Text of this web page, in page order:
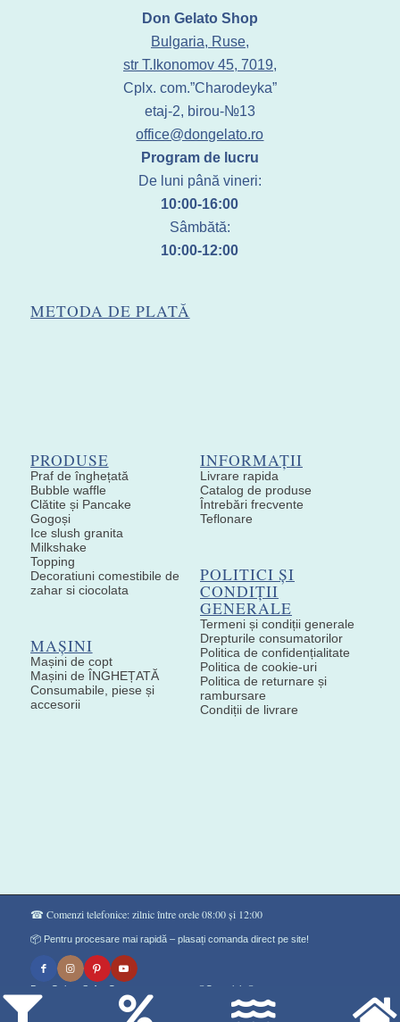
Don Gelato Shop
Bulgaria, Ruse,
str T.Ikonomov 45, 7019,
Cplx. com.”Charodeyka”
etaj-2, birou-№13
office@dongelato.ro
Program de lucru
De luni până vineri:
10:00-16:00
Sâmbătă:
10:00-12:00
METODA DE PLATĂ
PRODUSE
Praf de înghețată
Bubble waffle
Clătite și Pancake
Gogoși
Ice slush granita
Milkshake
Topping
Decoratiuni comestibile de
zahar si ciocolata
MAȘINI
Mașini de copt
Mașini de ÎNGHEȚATĂ
Consumabile, piese și
accesorii
INFORMAȚII
Livrare rapida
Catalog de produse
Întrebări frecvente
Teflonare
POLITICI ȘI
CONDIȚII
GENERALE
Termeni și condiții generale
Drepturile consumatorilor
Politica de confidențialitate
Politica de cookie-uri
Politica de returnare și
rambursare
Condiții de livrare
☎ Comenzi telefonice: zilnic între orele 08:00 și 12:00
📦 Pentru procesare mai rapidă – plasați comanda direct pe site!
Don Gelato Soft - Сладоледи на прах ®Copyright©